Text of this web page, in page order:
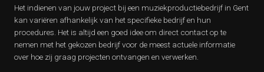
Het indienen van jouw project bij een muziekproductiebedrijf in Gent
kan variëren afhankelijk van het specifieke bedrijf en hun
procedures. Het is altijd een goed idee om direct contact op te
nemen met het gekozen bedrijf voor de meest actuele informatie
over hoe zij graag projecten ontvangen en verwerken.